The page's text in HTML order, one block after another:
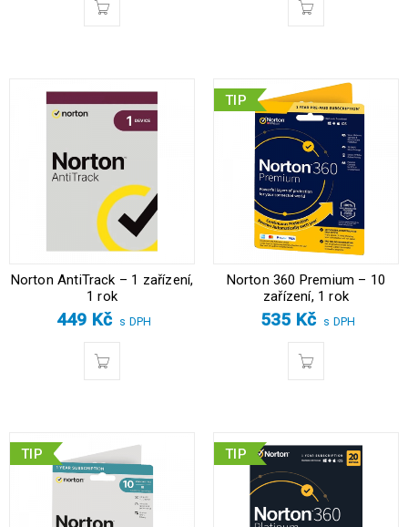
Norton AntiTrack – 1 zařízení,
1 rok
449 Kč s DPH
TIP
Norton 360 Premium – 10
zařízení, 1 rok
535 Kč s DPH
TIP TIP